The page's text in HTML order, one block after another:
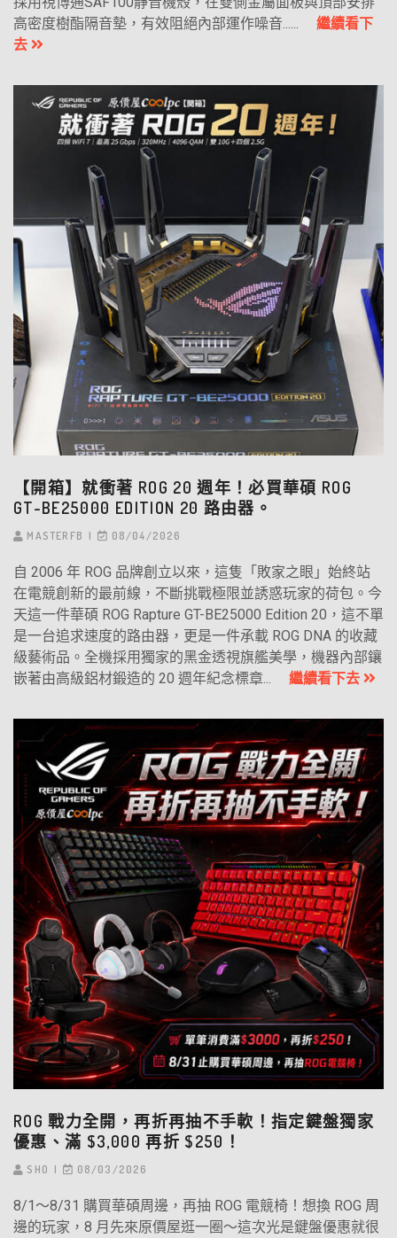
高密度樹酯隔音墊，有效阻絕內部運作噪音...... 繼續看下
去
【開箱】就衝著 ROG 20 週年！必買華碩 ROG
GT-BE25000 EDITION 20 路由器。
MASTERFB 08/04/2026
自 2006 年 ROG 品牌創立以來，這隻「敗家之眼」始終站
在電競創新的最前線，不斷挑戰極限並誘惑玩家的荷包。今
天這一件華碩 ROG Rapture GT-BE25000 Edition 20，這不單
是一台追求速度的路由器，更是一件承載 ROG DNA 的收藏
級藝術品。全機採用獨家的黑金透視旗艦美學，機器內部鑲
嵌著由高級鋁材鍛造的 20 週年紀念標章... 繼續看下去
ROG 戰力全開，再折再抽不手軟！指定鍵盤獨家
優惠、滿 $3,000 再折 $250！
SHO 08/03/2026
8/1～8/31 購買華碩周邊，再抽 ROG 電競椅！想換 ROG 周
邊的玩家，8 月先來原價屋逛一圈～這次光是鍵盤優惠就很